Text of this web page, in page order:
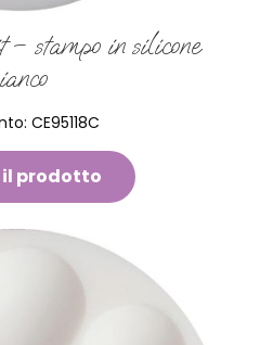
– stampo in silicone
CE95118C
il prodotto